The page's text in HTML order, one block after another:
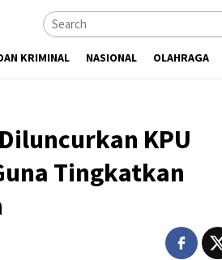
KRIMINAL NASIONAL OLAHRAGA
KPU
Tingkatkan